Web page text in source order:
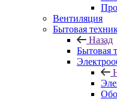
Вентиляция
Бытовая
Назад
Бытовая